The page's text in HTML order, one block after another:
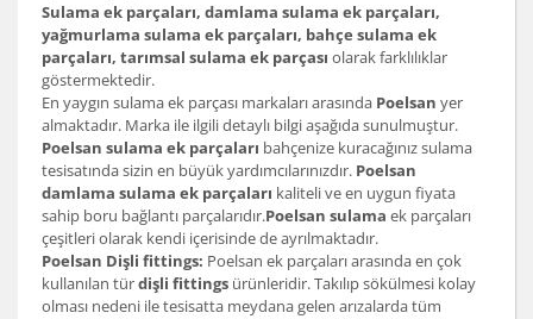
Sulama ek parçaları, damlama sulama ek parçaları,
yağmurlama sulama ek parçaları, bahçe sulama ek
parçaları, tarımsal sulama ek parçası olarak farklılıklar
göstermektedir.
En yaygın sulama ek parçası markaları arasında Poelsan yer
almaktadır. Marka ile ilgili detaylı bilgi aşağıda sunulmuştur.
Poelsan sulama ek parçaları bahçenize kuracağınız sulama
tesisatında sizin en büyük yardımcılarınızdır. Poelsan
damlama sulama ek parçaları kaliteli ve en uygun fiyata
sahip boru bağlantı parçalarıdır.Poelsan sulama ek parçaları
çeşitleri olarak kendi içerisinde de ayrılmaktadır.
Poelsan Dişli fittings: Poelsan ek parçaları arasında en çok
kullanılan türdişli fittings ürünleridir. Takılıp sökülmesi kolay
olması nedeni ile tesisatta meydana gelen arızalarda tüm